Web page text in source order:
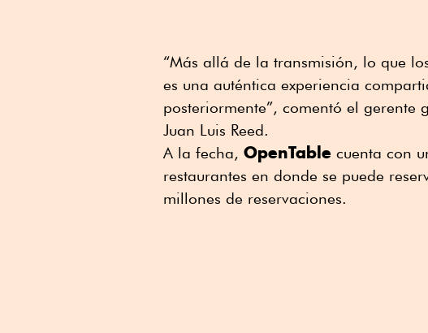
“Más allá de la transmisión, lo que
es una auténtica experiencia
posteriormente”, comentó el
Juan Luis Reed.
A la fecha, OpenTable cuenta con
restaurantes en donde se puede
millones de reservaciones.